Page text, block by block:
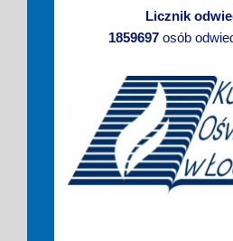
Licznik
1859697osób